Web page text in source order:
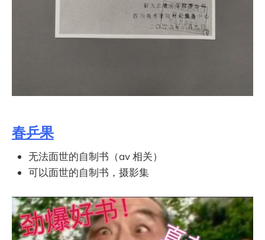
春乒果
无法面世的自制书（av 相关）
可以面世的自制书，摄影集